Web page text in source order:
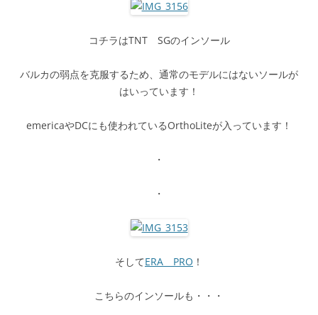
コチラはTNT SGのインソール
バルカの弱点を克服するため、通常のモデルにはないソールが
はいっています！
emericaやDCにも使われているOrthoLiteが入っています！
・
・
そしてERA PRO ！
こちらのインソールも・・・